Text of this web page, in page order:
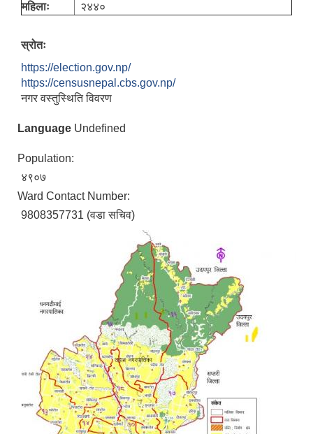
महिलाः
२४४०
स्रोतः
https://election.gov.np/
https://censusnepal.cbs.gov.np/
नगर वस्तुस्थिति विवरण
Language Undefined
Population:
४९०७
Ward Contact Number:
9808357731 (वडा सचिव)